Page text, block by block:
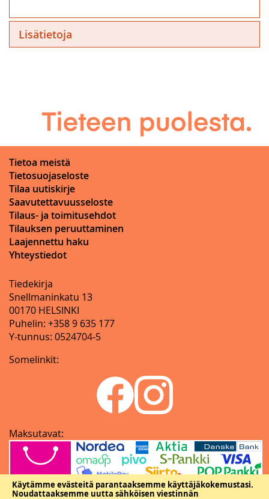
Käytämme evästeitä parantaaksemme käyttäjäkokemustasi.
Noudattaaksemme uutta sähköisen viestinnän
Lisätietoja
Tietoa meistä
Tietosuojaseloste
Tilaa uutiskirje
Saavutettavuusseloste
Tilaus- ja toimitusehdot
Tilauksen peruuttaminen
Laajennettu haku
Yhteystiedot
Tiedekirja
Snellmaninkatu 13
00170 HELSINKI
Puhelin: +358 9 635 177
Y-tunnus: 0524704-5
Somelinkit:
Maksutavat: